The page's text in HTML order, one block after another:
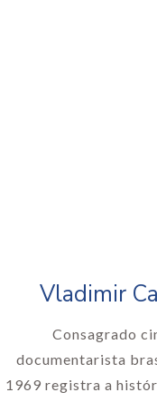
Vladimir
Consagrado
documentarista
1969 registra a